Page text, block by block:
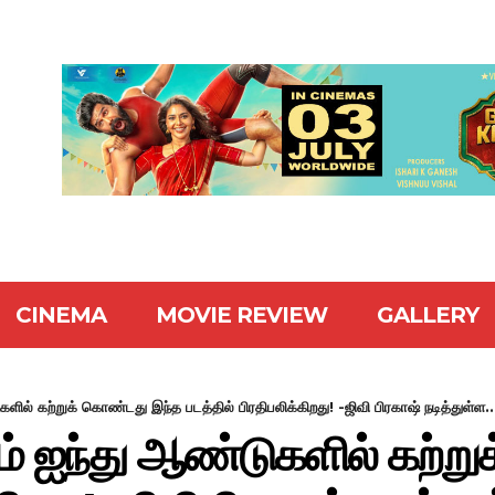
CINEMA MOVIE REVIEW GALLERY
கற்றுக் கொண்டது இந்த படத்தில் பிரதிபலிக்கிறது! -ஜிவி பிரகாஷ்
ஐந்து ஆண்டுகளில்